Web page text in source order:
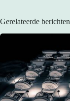
Gerelateerde berichten